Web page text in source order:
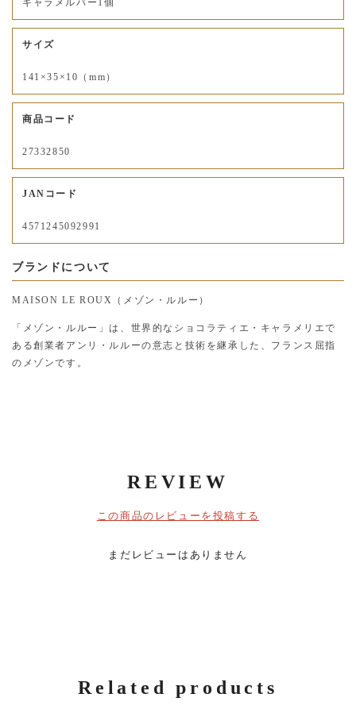
キャラメルバー1個
サイズ
141×35×10（mm）
商品コード
27332850
JANコード
4571245092991
ブランドについて
MAISON LE ROUX（メゾン・ルルー）
「メゾン・ルルー」は、世界的なショコラティエ・キャラメリエで
ある創業者アンリ・ルルーの意志と技術を継承した、フランス屈指
のメゾンです。
REVIEW
この商品のレビューを投稿する
まだレビューはありません
Related products